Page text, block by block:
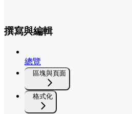
撰寫與編輯
總覽
區塊與頁面
格式化